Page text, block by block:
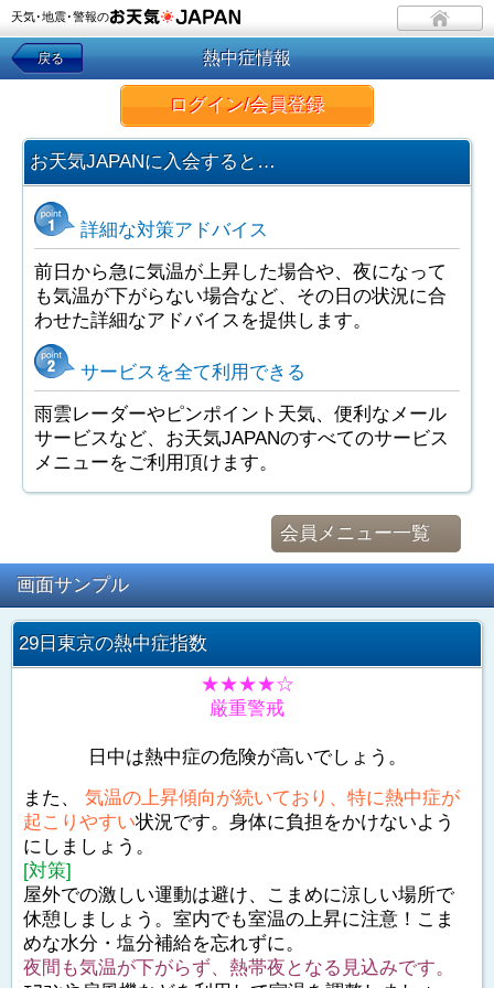
天気･地震･警報の
戻る 熱中症情報
ログイン/会員登録
お天気JAPANに入会すると…
詳細な対策アドバイス
前日から急に気温が上昇した場合や、夜になって
も気温が下がらない場合など、その日の状況に合
わせた詳細なアドバイスを提供します。
サービスを全て利用できる
雨雲レーダーやピンポイント天気、便利なメール
サービスなど、お天気JAPANのすべてのサービス
メニューをご利用頂けます。
会員メニュー一覧
画面サンプル
29日東京の熱中症指数
★★★★☆
厳重警戒
日中は熱中症の危険が高いでしょう。
また、 気温の上昇傾向が続いており、特に熱中症が
起こりやすい状況です。身体に負担をかけないよう
にしましょう。
[対策]
屋外での激しい運動は避け、こまめに涼しい場所で
休憩しましょう。室内でも室温の上昇に注意！こま
めな水分・塩分補給を忘れずに。
夜間も気温が下がらず、熱帯夜となる見込みです。